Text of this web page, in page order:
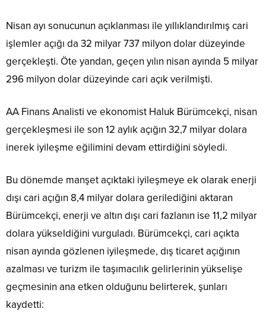
Nisan ayı sonucunun açıklanması ile yıllıklandırılmış cari
işlemler açığı da 32 milyar 737 milyon dolar düzeyinde
gerçekleşti. Öte yandan, geçen yılın nisan ayında 5 milyar
296 milyon dolar düzeyinde cari açık verilmişti.
AA Finans Analisti ve ekonomist Haluk Bürümcekçi, nisan
gerçekleşmesi ile son 12 aylık açığın 32,7 milyar dolara
inerek iyileşme eğilimini devam ettirdiğini söyledi.
Bu dönemde manşet açıktaki iyileşmeye ek olarak enerji
dışı cari açığın 8,4 milyar dolara gerilediğini aktaran
Bürümcekçi, enerji ve altın dışı cari fazlanın ise 11,2 milyar
dolara yükseldiğini vurguladı. Bürümcekçi, cari açıkta
nisan ayında gözlenen iyileşmede, dış ticaret açığının
azalması ve turizm ile taşımacılık gelirlerinin yükselişe
geçmesinin ana etken olduğunu belirterek, şunları
kaydetti: